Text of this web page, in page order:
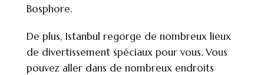
Bosphore.
De plus, Istanbul regorge de nombreux lieux
de divertissement spéciaux pour vous. Vous
pouvez aller dans de nombreux endroits